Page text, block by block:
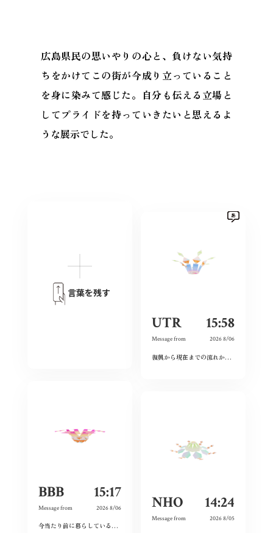
広島県民の思いやりの心と、負けない気持
ちをかけてこの街が今成り立っていること
を身に染みて感じた。自分も伝える立場と
してプライドを持っていきたいと思えるよ
うな展示でした。
言葉を残す
UTR 15:58
Message from 2026 8/06
復興から現在までの流れから、広島という場所の力強さを感じた。
BBB 15:17
Message from 2026 8/06
今当たり前に暮らしている日々が特別なものに感じた。暗い気持ちになることなく、とても前向きにこれからの未来を精一杯生きて作りたいと感じました。
NHO 14:24
Message from 2026 8/05